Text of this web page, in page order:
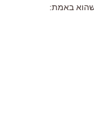
באמת: